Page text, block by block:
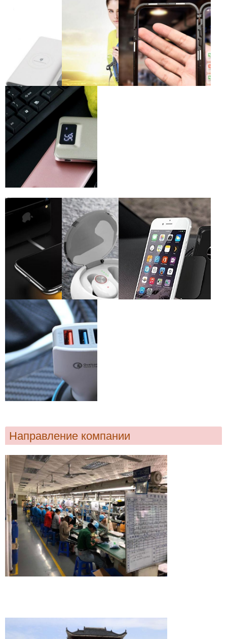
Направление компании